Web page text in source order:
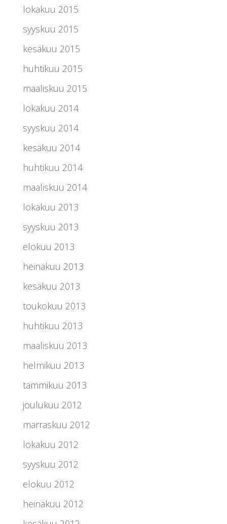
lokakuu 2015
syyskuu 2015
kesäkuu 2015
huhtikuu 2015
maaliskuu 2015
lokakuu 2014
syyskuu 2014
kesäkuu 2014
huhtikuu 2014
maaliskuu 2014
lokakuu 2013
syyskuu 2013
elokuu 2013
heinäkuu 2013
kesäkuu 2013
toukokuu 2013
huhtikuu 2013
maaliskuu 2013
helmikuu 2013
tammikuu 2013
joulukuu 2012
marraskuu 2012
lokakuu 2012
syyskuu 2012
elokuu 2012
heinäkuu 2012